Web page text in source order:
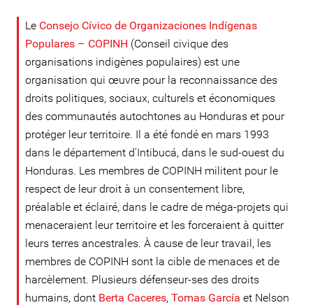
Le Consejo Cívico de Organizaciones Indígenas
Populares – COPINH (Conseil civique des
organisations indigènes populaires) est une
organisation qui œuvre pour la reconnaissance des
droits politiques, sociaux, culturels et économiques
des communautés autochtones au Honduras et pour
protéger leur territoire. Il a été fondé en mars 1993
dans le département d'Intibucá, dans le sud-ouest du
Honduras. Les membres de COPINH militent pour le
respect de leur droit à un consentement libre,
préalable et éclairé, dans le cadre de méga-projets qui
menaceraient leur territoire et les forceraient à quitter
leurs terres ancestrales. À cause de leur travail, les
membres de COPINH sont la cible de menaces et de
harcèlement. Plusieurs défenseur-ses des droits
humains, dont Berta Caceres, Tomas García et Nelson